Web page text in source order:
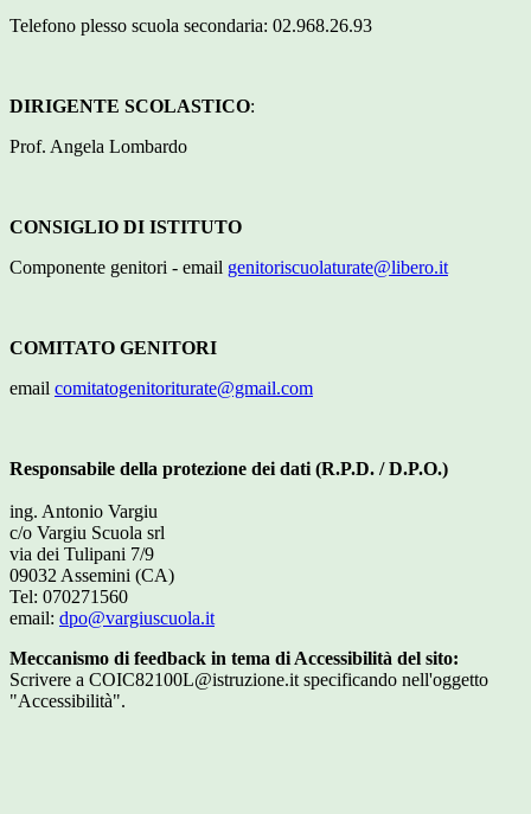
Telefono plesso scuola secondaria: 02.968.26.93
DIRIGENTE SCOLASTICO:
Prof. Angela Lombardo
CONSIGLIO DI ISTITUTO
Componente genitori - email genitoriscuolaturate@libero.it
COMITATO GENITORI
email comitatogenitoriturate@gmail.com
Responsabile della protezione dei dati (R.P.D. / D.P.O.)
ing. Antonio Vargiu
c/o Vargiu Scuola srl
via dei Tulipani 7/9
09032 Assemini (CA)
Tel: 070271560
email: dpo@vargiuscuola.it
Meccanismo di feedback in tema di Accessibilità del sito:
Scrivere a COIC82100L@istruzione.it specificando nell'oggetto
"Accessibilità".